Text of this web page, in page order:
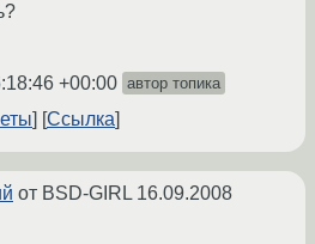
+00:00 автор топика
Ссылка
от BSD-GIRL 16.09.2008